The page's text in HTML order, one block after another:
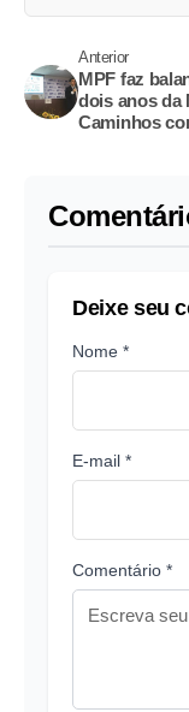
Anterior
MPF faz
dois anos da
Caminhos
Deixe seu
Nome *
E-mail *
Comentário *